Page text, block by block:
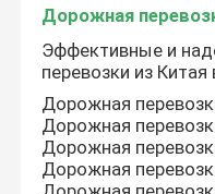
Китайская
Китайские морские
Дорожная
Эффективные и
перевозки из
Дорожная
Дорожная
Дорожная
Дорожная